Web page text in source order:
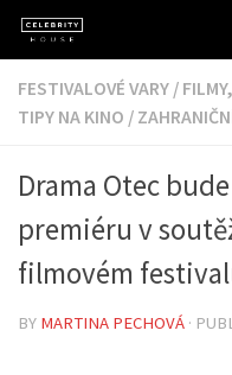
Skip to content
FESTIVALOVÉ VARY /
TIPY NA KINO /
Drama Otec
premiéru v
filmovém
BY MARTINA PECHOVÁ ·